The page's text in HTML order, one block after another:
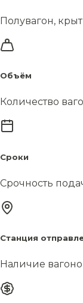
Полувагон,
Объём
Количество
Сроки
Срочность
Станция
Наличие